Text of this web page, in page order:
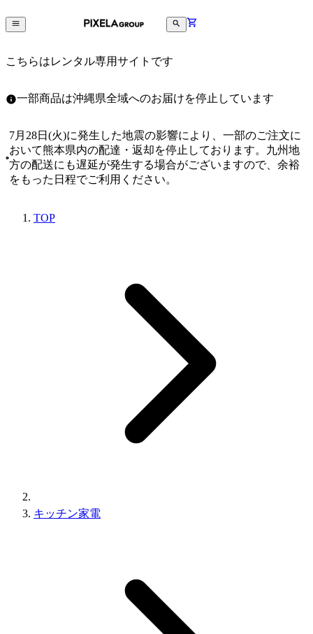
こちらはレンタル専用サイトです
一部商品は沖縄県全域へのお届けを停止しています
7月28日(火)に発生した地震の影響により、一部のご注文に
おいて熊本県内の配達・返却を停止しております。九州地
方の配送にも遅延が発生する場合がございますので、余裕
をもった日程でご利用ください。
TOP
キッチン家電